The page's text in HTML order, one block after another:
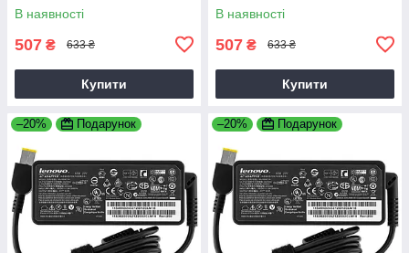
В наявності
507 ₴ 633 ₴
Купити
В наявності
507 ₴ 633 ₴
Купити
–20% Подарунок –20% Подарунок